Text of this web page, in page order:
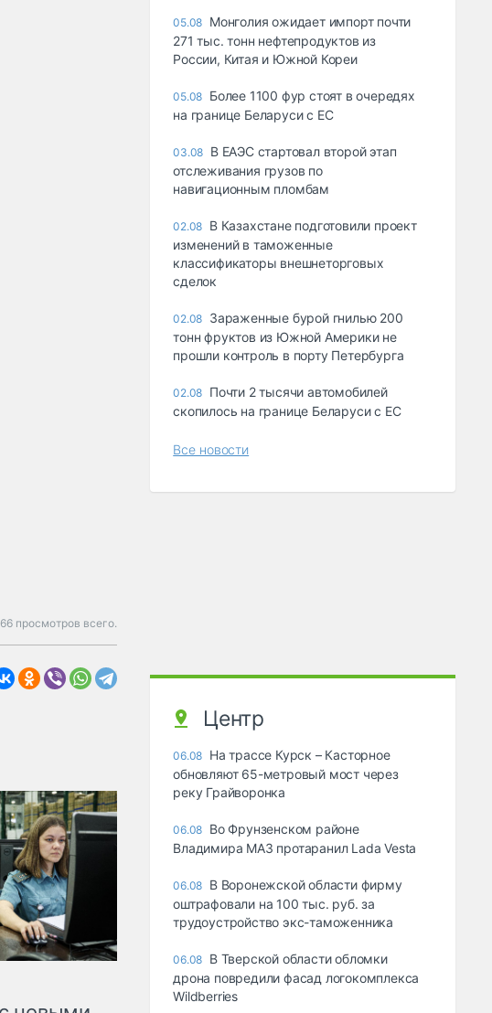
просмотров всего.
05.08 Монголия ожидает импорт почти
271 тыс. тонн нефтепродуктов из
России, Китая и Южной Кореи
05.08 Более 1100 фур стоят в очередях
на границе Беларуси с ЕС
03.08 В ЕАЭС стартовал второй этап
отслеживания грузов по
навигационным пломбам
02.08 В Казахстане подготовили проект
изменений в таможенные
классификаторы внешнеторговых
сделок
02.08 Зараженные бурой гнилью 200
тонн фруктов из Южной Америки не
прошли контроль в порту Петербурга
02.08 Почти 2 тысячи автомобилей
скопилось на границе Беларуси с ЕС
Все новости
Центр
06.08 На трассе Курск – Касторное
обновляют 65-метровый мост через
реку Грайворонка
06.08 Во Фрунзенском районе
Владимира МАЗ протаранил Lada Vesta
06.08 В Воронежской области фирму
оштрафовали на 100 тыс. руб. за
трудоустройство экс-таможенника
06.08 В Тверской области обломки
дрона повредили фасад логокомплекса
Wildberries